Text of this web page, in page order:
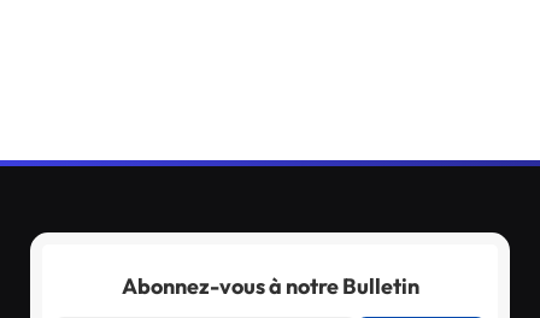
Abonnez-vous à notre Bulletin